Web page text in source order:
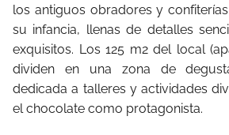
los antiguos obradores y
su infancia, llenas de detalles
exquisitos. Los 125 m2 del local
dividen en una zona de
dedicada a talleres y actividades
el chocolate como protagonista.